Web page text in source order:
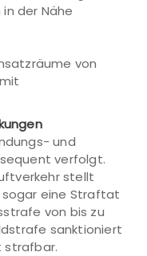
der Nähe
von
und
verfolgt.
stellt
eine Straftat
von bis zu
sanktioniert
strafbar.